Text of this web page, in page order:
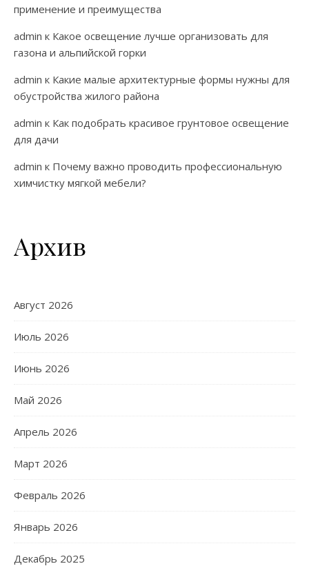
применение и преимущества
admin к Какое освещение лучше организовать для
газона и альпийской горки
admin к Какие малые архитектурные формы нужны для
обустройства жилого района
admin к Как подобрать красивое грунтовое освещение
для дачи
admin к Почему важно проводить профессиональную
химчистку мягкой мебели?
Архив
Август 2026
Июль 2026
Июнь 2026
Май 2026
Апрель 2026
Март 2026
Февраль 2026
Январь 2026
Декабрь 2025